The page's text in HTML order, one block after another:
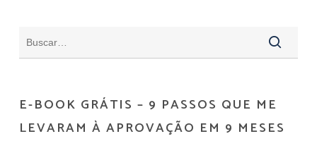
E-BOOK GRÁTIS – 9 PASSOS QUE ME
LEVARAM À APROVAÇÃO EM 9 MESES